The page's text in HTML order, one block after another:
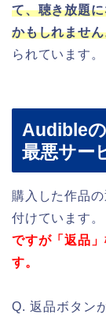
て、聴き放題
かもしれませ
られています。
Audible
最悪サー
購入した作品
付けています。
ですが「返品
す。
Q. 返品ボタン